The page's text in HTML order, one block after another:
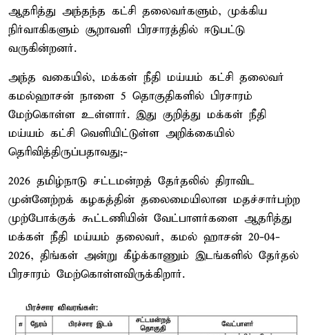
ஆதரித்து அந்தந்த கட்சி தலைவர்களும், முக்கிய
நிர்வாகிகளும் சூறாவளி பிரசாரத்தில் ஈடுபட்டு
வருகின்றனர்.
அந்த வகையில், மக்கள் நீதி மய்யம் கட்சி தலைவர்
கமல்ஹாசன் நாளை 5 தொகுதிகளில் பிரசாரம்
மேற்கொள்ள உள்ளார். இது குறித்து மக்கள் நீதி
மய்யம் கட்சி வெளியிட்டுள்ள அறிக்கையில்
தெரிவித்திருப்பதாவது;-
2026 தமிழ்நாடு சட்டமன்றத் தேர்தலில் திராவிட
முன்னேற்றக் கழகத்தின் தலைமையிலான மதச்சார்பற்ற
முற்போக்குக் கூட்டணியின் வேட்பாளர்களை ஆதரித்து
மக்கள் நீதி மய்யம் தலைவர், கமல் ஹாசன் 20-04-
2026, திங்கள் அன்று கீழ்க்காணும் இடங்களில் தேர்தல்
பிரசாரம் மேற்கொள்ளவிருக்கிறார்.